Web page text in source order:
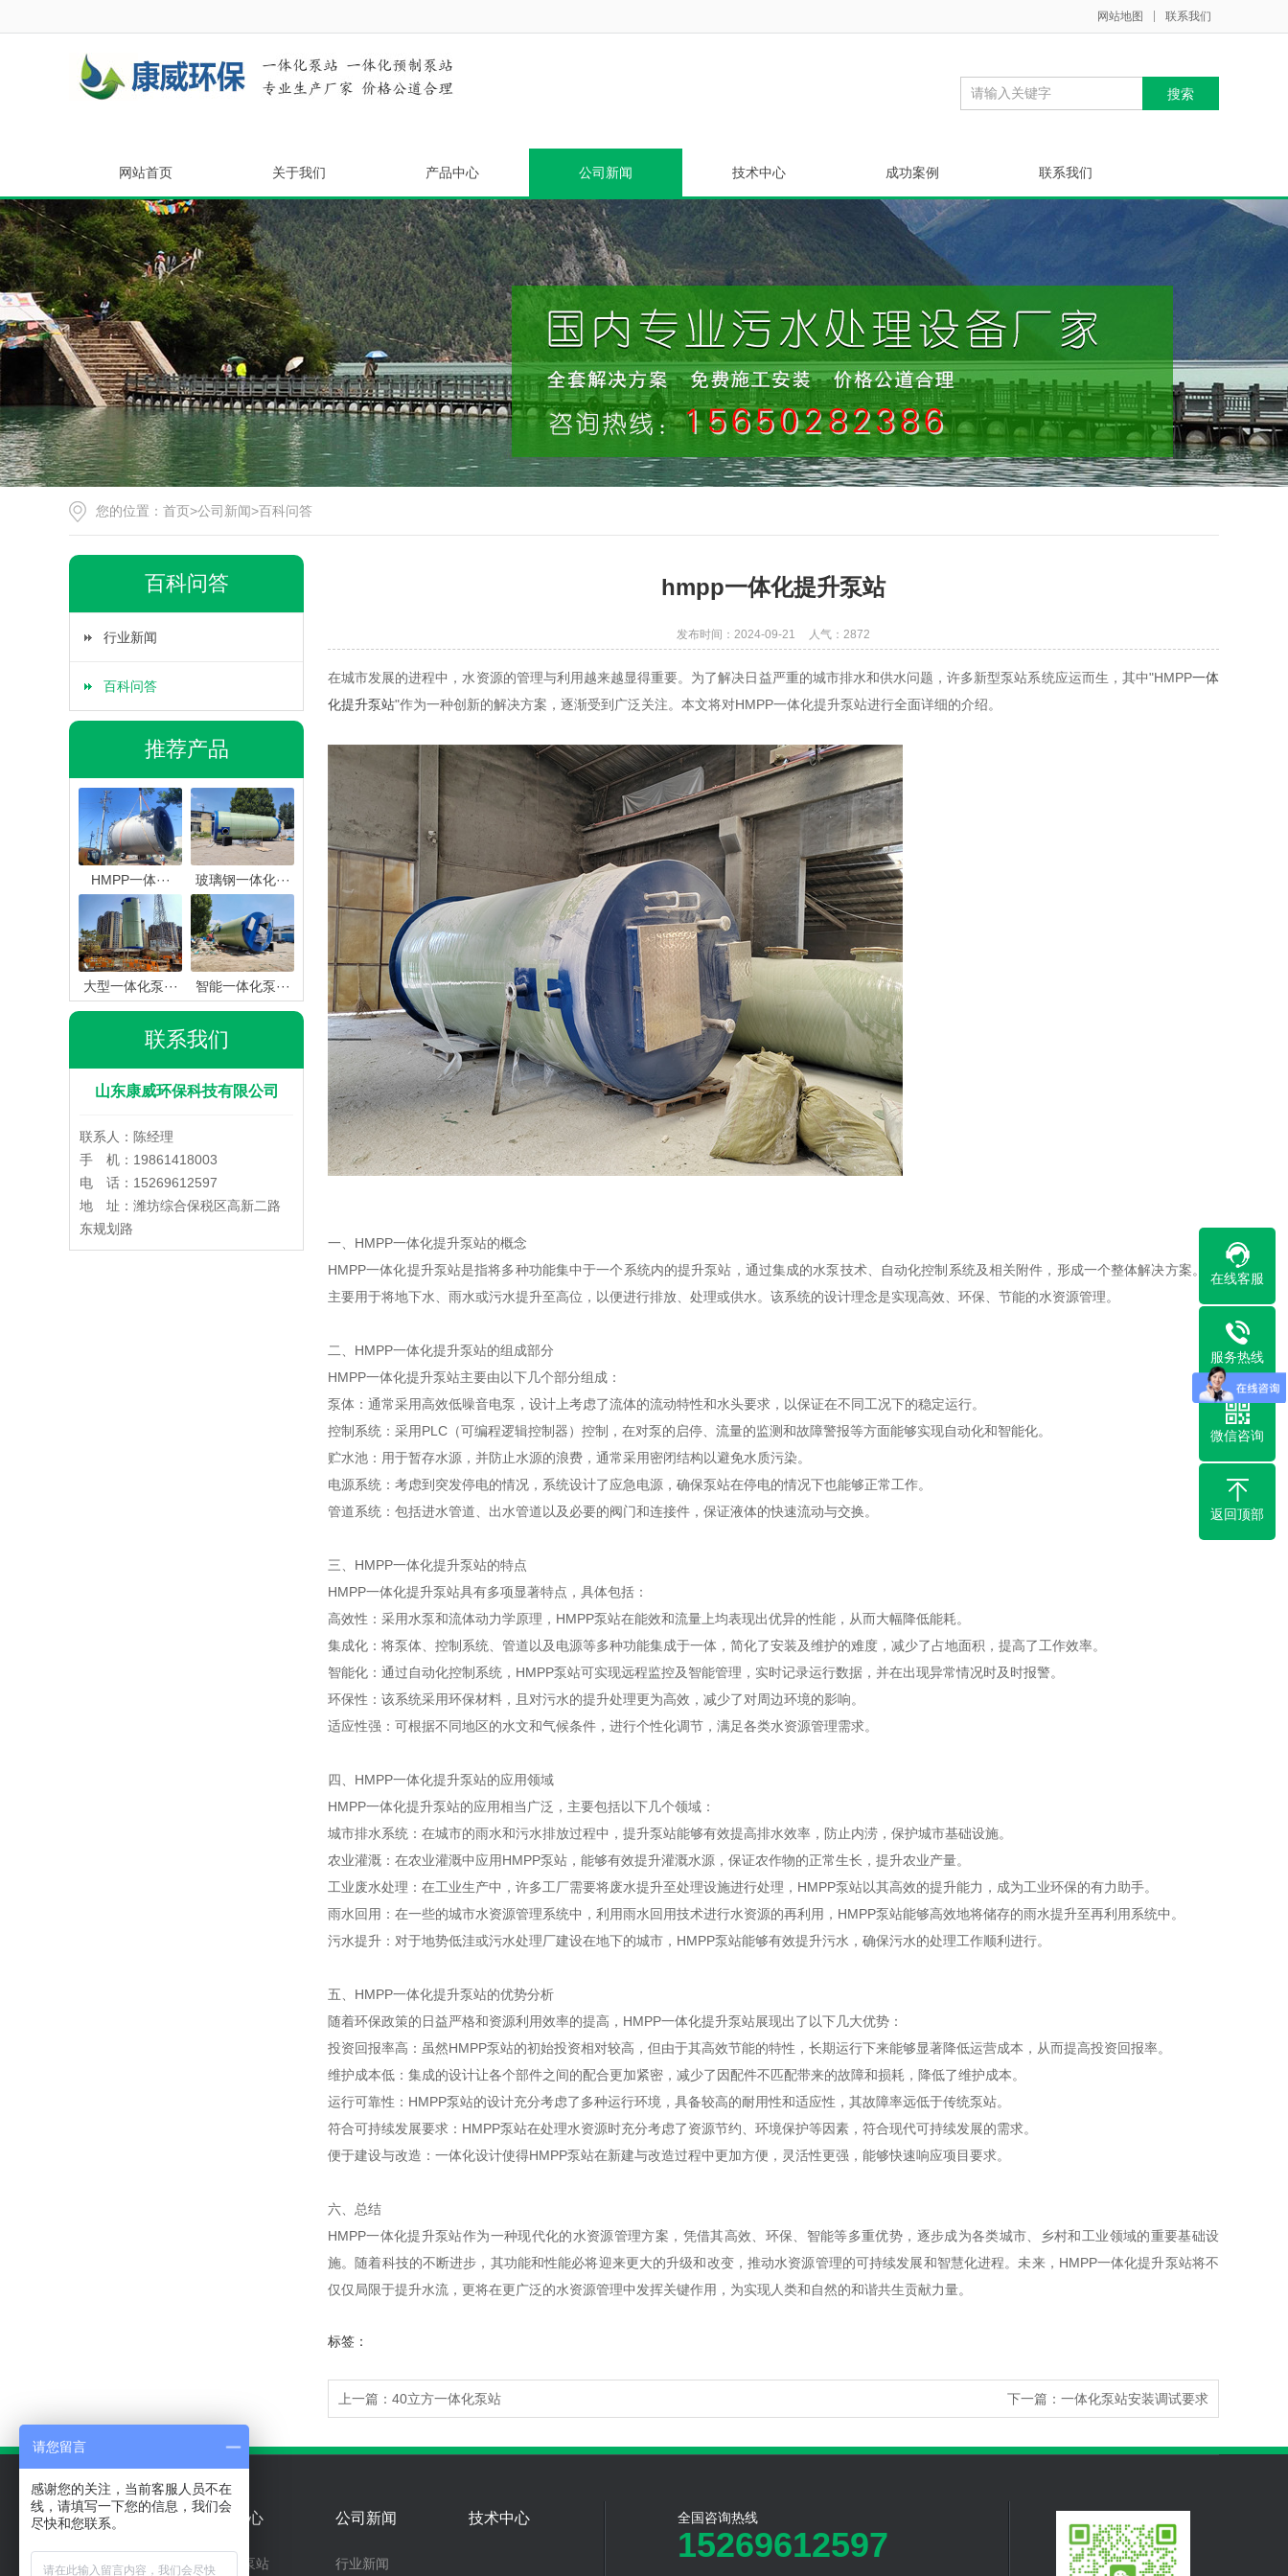
网站地图 联系我们
网站首页 关于我们 产品中心 公司新闻 技术中心 成功案例 联系我们
您的位置： 首页>公司新闻>百科问答
百科问答
行业新闻
百科问答
推荐产品
HMPP一体··· 玻璃钢一体化···
大型一体化泵··· 智能一体化泵···
联系我们
山东康威环保科技有限公司
联系人：陈经理
手 机：19861418003
电 话：15269612597
地 址：潍坊综合保税区高新二路
东规划路
hmpp一体化提升泵站
发布时间：2024-09-21 人气：2872
在城市发展的进程中，水资源的管理与利用越来越显得重要。为了解决日益严重的城市排水和供水问题，许多新型泵站系统应运而生，其中"HMPP一体
化提升泵站"作为一种创新的解决方案，逐渐受到广泛关注。本文将对HMPP一体化提升泵站进行全面详细的介绍。
一、HMPP一体化提升泵站的概念
HMPP一体化提升泵站是指将多种功能集中于一个系统内的提升泵站，通过集成的水泵技术、自动化控制系统及相关附件，形成一个整体解决方案。其
主要用于将地下水、雨水或污水提升至高位，以便进行排放、处理或供水。该系统的设计理念是实现高效、环保、节能的水资源管理。
二、HMPP一体化提升泵站的组成部分
HMPP一体化提升泵站主要由以下几个部分组成：
泵体：通常采用高效低噪音电泵，设计上考虑了流体的流动特性和水头要求，以保证在不同工况下的稳定运行。
控制系统：采用PLC（可编程逻辑控制器）控制，在对泵的启停、流量的监测和故障警报等方面能够实现自动化和智能化。
贮水池：用于暂存水源，并防止水源的浪费，通常采用密闭结构以避免水质污染。
电源系统：考虑到突发停电的情况，系统设计了应急电源，确保泵站在停电的情况下也能够正常工作。
管道系统：包括进水管道、出水管道以及必要的阀门和连接件，保证液体的快速流动与交换。
三、HMPP一体化提升泵站的特点
HMPP一体化提升泵站具有多项显著特点，具体包括：
高效性：采用水泵和流体动力学原理，HMPP泵站在能效和流量上均表现出优异的性能，从而大幅降低能耗。
集成化：将泵体、控制系统、管道以及电源等多种功能集成于一体，简化了安装及维护的难度，减少了占地面积，提高了工作效率。
智能化：通过自动化控制系统，HMPP泵站可实现远程监控及智能管理，实时记录运行数据，并在出现异常情况时及时报警。
环保性：该系统采用环保材料，且对污水的提升处理更为高效，减少了对周边环境的影响。
适应性强：可根据不同地区的水文和气候条件，进行个性化调节，满足各类水资源管理需求。
四、HMPP一体化提升泵站的应用领域
HMPP一体化提升泵站的应用相当广泛，主要包括以下几个领域：
城市排水系统：在城市的雨水和污水排放过程中，提升泵站能够有效提高排水效率，防止内涝，保护城市基础设施。
农业灌溉：在农业灌溉中应用HMPP泵站，能够有效提升灌溉水源，保证农作物的正常生长，提升农业产量。
工业废水处理：在工业生产中，许多工厂需要将废水提升至处理设施进行处理，HMPP泵站以其高效的提升能力，成为工业环保的有力助手。
雨水回用：在一些的城市水资源管理系统中，利用雨水回用技术进行水资源的再利用，HMPP泵站能够高效地将储存的雨水提升至再利用系统中。
污水提升：对于地势低洼或污水处理厂建设在地下的城市，HMPP泵站能够有效提升污水，确保污水的处理工作顺利进行。
五、HMPP一体化提升泵站的优势分析
随着环保政策的日益严格和资源利用效率的提高，HMPP一体化提升泵站展现出了以下几大优势：
投资回报率高：虽然HMPP泵站的初始投资相对较高，但由于其高效节能的特性，长期运行下来能够显著降低运营成本，从而提高投资回报率。
维护成本低：集成的设计让各个部件之间的配合更加紧密，减少了因配件不匹配带来的故障和损耗，降低了维护成本。
运行可靠性：HMPP泵站的设计充分考虑了多种运行环境，具备较高的耐用性和适应性，其故障率远低于传统泵站。
符合可持续发展要求：HMPP泵站在处理水资源时充分考虑了资源节约、环境保护等因素，符合现代可持续发展的需求。
便于建设与改造：一体化设计使得HMPP泵站在新建与改造过程中更加方便，灵活性更强，能够快速响应项目要求。
六、总结
HMPP一体化提升泵站作为一种现代化的水资源管理方案，凭借其高效、环保、智能等多重优势，逐步成为各类城市、乡村和工业领域的重要基础设
施。随着科技的不断进步，其功能和性能必将迎来更大的升级和改变，推动水资源管理的可持续发展和智慧化进程。未来，HMPP一体化提升泵站将不
仅仅局限于提升水流，更将在更广泛的水资源管理中发挥关键作用，为实现人类和自然的和谐共生贡献力量。
标签：
上一篇： 40立方一体化泵站 下一篇： 一体化泵站安装调试要求
关于我们 产品中心
一体化泵站
公司新闻
行业新闻
技术中心 全国咨询热线
15269612597
在线客服
服务热线
微信咨询
返回顶部
请您留言
感谢您的关注，当前客服人员不在
线，请填写一下您的信息，我们会
尽快和您联系。